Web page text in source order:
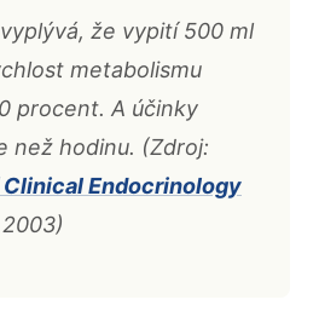
že vypití 500 ml
metabolismu
procent. A účinky
než hodinu. (Zdroj:
Endocrinology